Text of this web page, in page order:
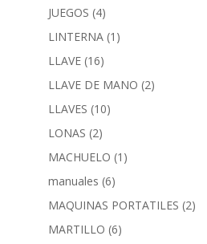
JUEGOS (4)
LINTERNA (1)
LLAVE (16)
LLAVE DE MANO (2)
LLAVES (10)
LONAS (2)
MACHUELO (1)
manuales (6)
MAQUINAS PORTATILES (2)
MARTILLO (6)